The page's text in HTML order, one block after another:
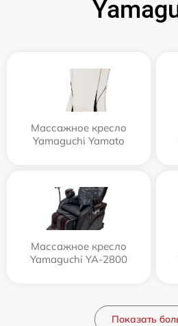
Массажное кресло
Yamaguchi Yamato
Массажное кресло
Yamaguchi YA-2800
Показать